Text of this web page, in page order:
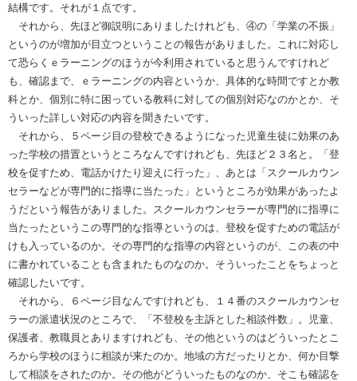
結構です。それが１点です。
それから、先ほど御説明にありましたけれども、④の「学業の不振」
というのが増加が目立つということの報告がありました。これに対応し
て恐らくｅラーニングのほうが今利用されていると思うんですけれど
も、確認まで、ｅラーニングの内容というか、具体的な時間ですとか教
科とか、個別に特に困っている教科に対しての個別対応なのかとか、そ
ういった詳しい対応の内容を聞きたいです。
それから、５ページ目の登校できるようになった児童生徒に効果のあ
った学校の措置というところなんですけれども、先ほど２３名と。「登
校を促すため、電話かけたり迎えに行った」、あとは「スクールカウン
セラーなどが専門的に指導に当たった」というところが効果があったよ
うだという報告がありました。スクールカウンセラーが専門的に指導に
当たったというこの専門的な指導というのは、登校を促すための電話が
けも入っているのか。その専門的な指導の内容というのが、この表の中
に書かれていることも含まれたものなのか。そういったことをちょっと
確認したいです。
それから、６ページ目なんですけれども、１４番のスクールカウンセ
ラーの派遣状況のところで、「不登校を主訴とした相談件数」。児童、
保護者、教職員とありますけれども、その他というのはどういったとこ
ろから学校のほうに相談が来たのか。地域の方だったりとか、何か目撃
して相談をされたのか。その他がどういったものなのか、そこも確認を